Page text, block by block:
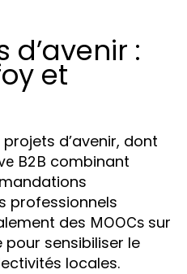
d’avenir :
et
d’avenir, dont
B2B combinant
professionnels
des MOOCs sur
sensibiliser le
locales.